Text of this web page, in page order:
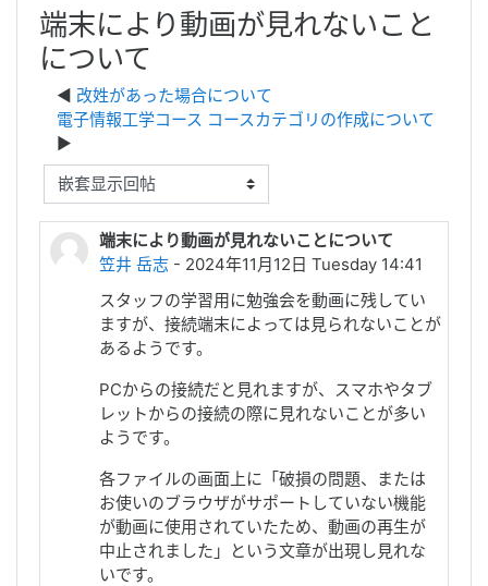
端末により動画が見れないこと
について
改姓があった場合について
電子情報工学コース コースカテゴリの作成について
显示模式
端末により動画が見れないことについて
笠井 岳志 - 2024年11月12日 Tuesday 14:41
スタッフの学習用に勉強会を動画に残してい
ますが、接続端末によっては見られないことが
あるようです。
PCからの接続だと見れますが、スマホやタブ
レットからの接続の際に見れないことが多い
ようです。
各ファイルの画面上に「破損の問題、または
お使いのブラウザがサポートしていない機能
が動画に使用されていたため、動画の再生が
中止されました」
という文章が出現し見れな
いです。